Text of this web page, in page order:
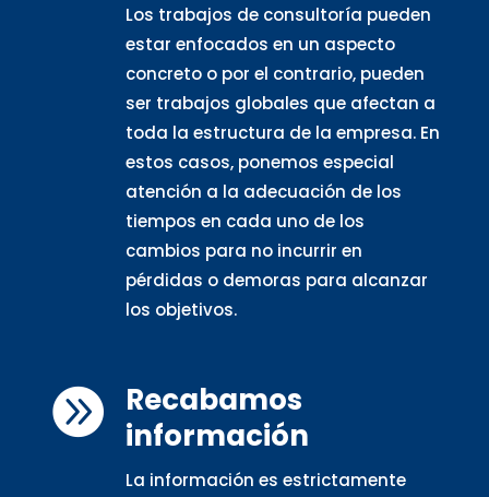
Los trabajos de consultoría pueden
estar enfocados en un aspecto
concreto o por el contrario, pueden
ser trabajos globales que afectan a
toda la estructura de la empresa. En
estos casos, ponemos especial
atención a la adecuación de los
tiempos en cada uno de los
cambios para no incurrir en
pérdidas o demoras para alcanzar
los objetivos.

Recabamos
información
La información es estrictamente